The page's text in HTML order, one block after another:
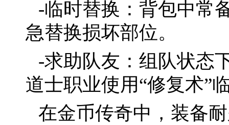
-临时替换：背包中常
急替换损坏部位。
-求助队友：组队状态
道士职业使用“修复术”
在金币传奇中，装备